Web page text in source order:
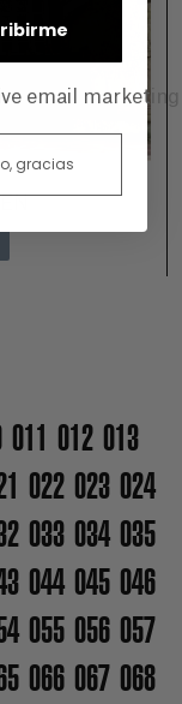
011 012 013
022 023 024
033 034 035
044 045 046
055 056 057
066 067 068
email
gracias